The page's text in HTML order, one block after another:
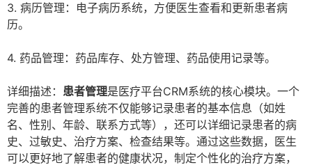
3. 病历管理：电子病历系统，方便医生查看和更新患者病
历。
4. 药品管理：药品库存、处方管理、药品使用记录等。
详细描述： 患者管理是医疗平台CRM系统的核心模块。一个
完善的患者管理系统不仅能够记录患者的基本信息（如姓
名、性别、年龄、联系方式等），还可以详细记录患者的病
史、过敏史、治疗方案、检查结果等。通过这些数据，医生
可以更好地了解患者的健康状况，制定个性化的治疗方案，